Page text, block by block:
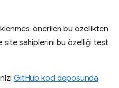
önerilen bu özellikten
site sahiplerini bu özelliği test
GitHub kod deposunda